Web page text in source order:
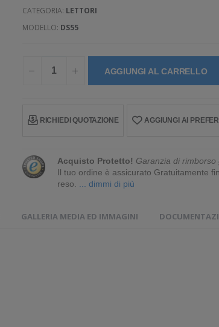
CATEGORIA: LETTORI
MODELLO: DS55
AGGIUNGI AL CARRELLO
RICHIEDI QUOTAZIONE AGGIUNGI AI
Acquisto Protetto! Garanzia di rimborso
Il tuo ordine è assicurato Gratuitamente
reso.
... dimmi di più
GALLERIA MEDIA ED IMMAGINI